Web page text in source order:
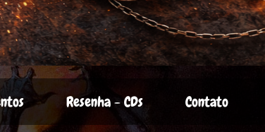
Resenha - CDs Contato